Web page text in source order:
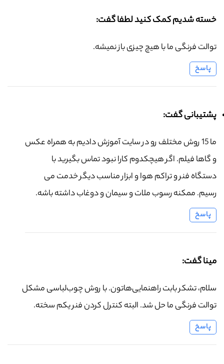
خسته شدیم کمک کنید لطفا گفت:
توالت فرنگی ما با هیچ چیزی باز نمیشه.
پاسخ
پشتیبانی گفت:
ما 15 روش مختلف رو در سایت آموزش دادیم به همراه عکس
و گاها فیلم. اگر هیچکدوم کارا نبود تماس بگیرید با
دستگاه فنر و تراکم هوا و ابزار مناسب دیگر خدمت می
رسیم. ممکنه رسوب ملات و سیمان و دوغاب داشته باشه.
پاسخ
مینا گفت:
سلام، تشکر بابت راهنمایی‌هاتون. با روش چوب‌لباسی مشکل
توالت فرنگی ما حل شد. البته کنترل کردن فنر یکم سخته.
پاسخ